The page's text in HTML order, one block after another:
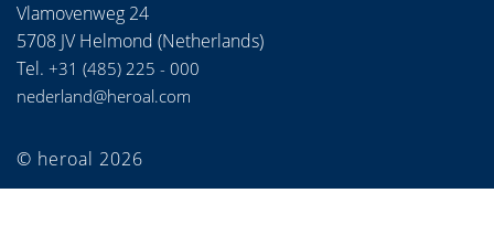
Vlamovenweg 24
5708 JV Helmond (Netherlands)
Tel. +31 (485) 225 - 000
nederland@heroal.com
© heroal 2026